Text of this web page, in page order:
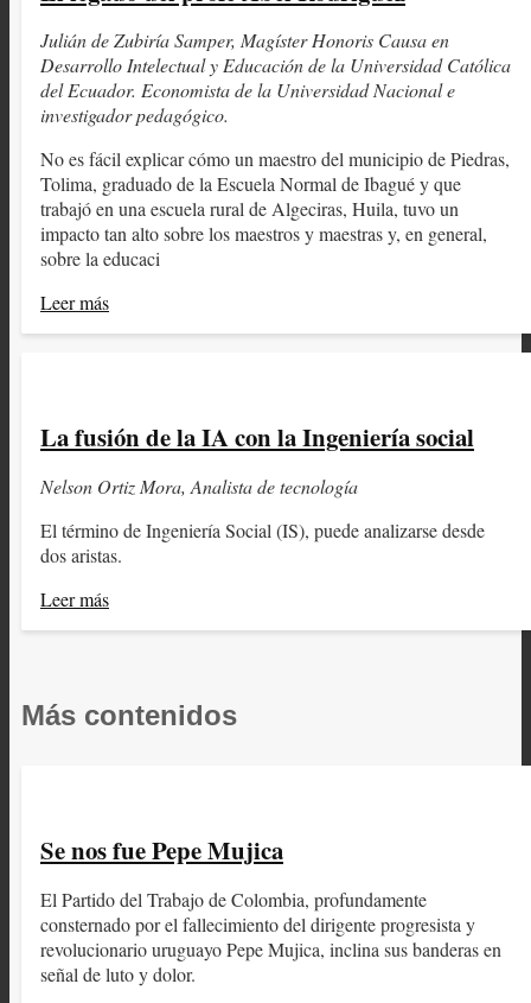
Julián de Zubiría Samper, Magíster Honoris Causa en
Desarrollo Intelectual y Educación de la Universidad Católica
del Ecuador. Economista de la Universidad Nacional e
investigador pedagógico.
No es fácil explicar cómo un maestro del municipio de Piedras,
Tolima, graduado de la Escuela Normal de Ibagué y que
trabajó en una escuela rural de Algeciras, Huila, tuvo un
impacto tan alto sobre los maestros y maestras y, en general,
sobre la educaci
Leer más
La fusión de la IA con la Ingeniería social
Nelson Ortiz Mora, Analista de tecnología
El término de Ingeniería Social (IS), puede analizarse desde
dos aristas.
Leer más
Más contenidos
Se nos fue Pepe Mujica
El Partido del Trabajo de Colombia, profundamente
consternado por el fallecimiento del dirigente progresista y
revolucionario uruguayo Pepe Mujica, inclina sus banderas en
señal de luto y dolor.